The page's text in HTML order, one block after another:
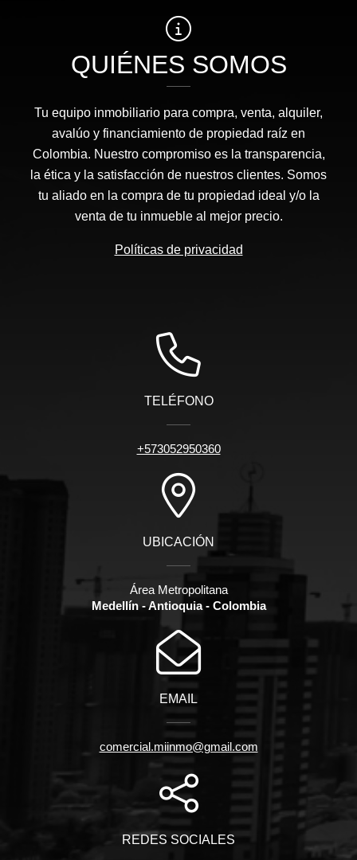
QUIÉNES SOMOS
Tu equipo inmobiliario para compra, venta, alquiler,
avalúo y financiamiento de propiedad raíz en
Colombia. Nuestro compromiso es la transparencia,
la ética y la satisfacción de nuestros clientes. Somos
tu aliado en la compra de tu propiedad ideal y/o la
venta de tu inmueble al mejor precio.
Políticas de privacidad
TELÉFONO
+573052950360
UBICACIÓN
Área Metropolitana
Medellín - Antioquia - Colombia
EMAIL
comercial.miinmo@gmail.com
REDES SOCIALES